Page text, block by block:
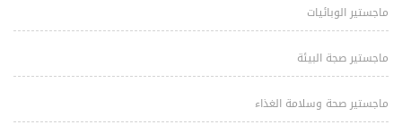
ماجستير الوبائيات
ماجستير صجة البيئة
ماجستير صحة وسلامة الغذاء